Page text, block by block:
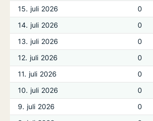
15. juli 2026
0
14. juli 2026
0
13. juli 2026
0
12. juli 2026
0
11. juli 2026
0
10. juli 2026
0
9. juli 2026
0